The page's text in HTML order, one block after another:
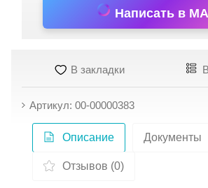
Написать в
В закладки
Артикул: 00-00000383
Описание Документы
Отзывов (0)